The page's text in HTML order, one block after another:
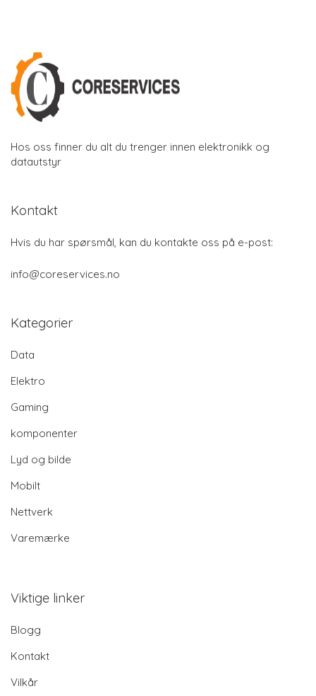
Hos oss finner du alt du trenger innen elektronikk og
datautstyr
Kontakt
Hvis du har spørsmål, kan du kontakte oss på e-post:
info@coreservices.no
Kategorier
Data
Elektro
Gaming
komponenter
Lyd og bilde
Mobilt
Nettverk
Varemærke
Viktige linker
Blogg
Kontakt
Vilkår